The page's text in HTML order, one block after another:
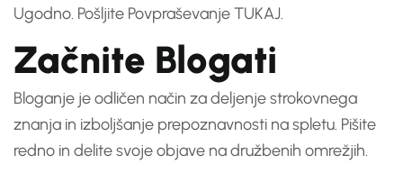
Ugodno. Pošljite Povpraševanje TUKAJ.
Začnite Blogati
Bloganje je odličen način za deljenje strokovnega
znanja in izboljšanje prepoznavnosti na spletu. Pišite
redno in delite svoje objave na družbenih omrežjih.